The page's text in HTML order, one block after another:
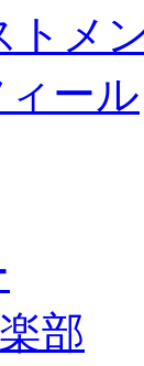
トメ
ール
部